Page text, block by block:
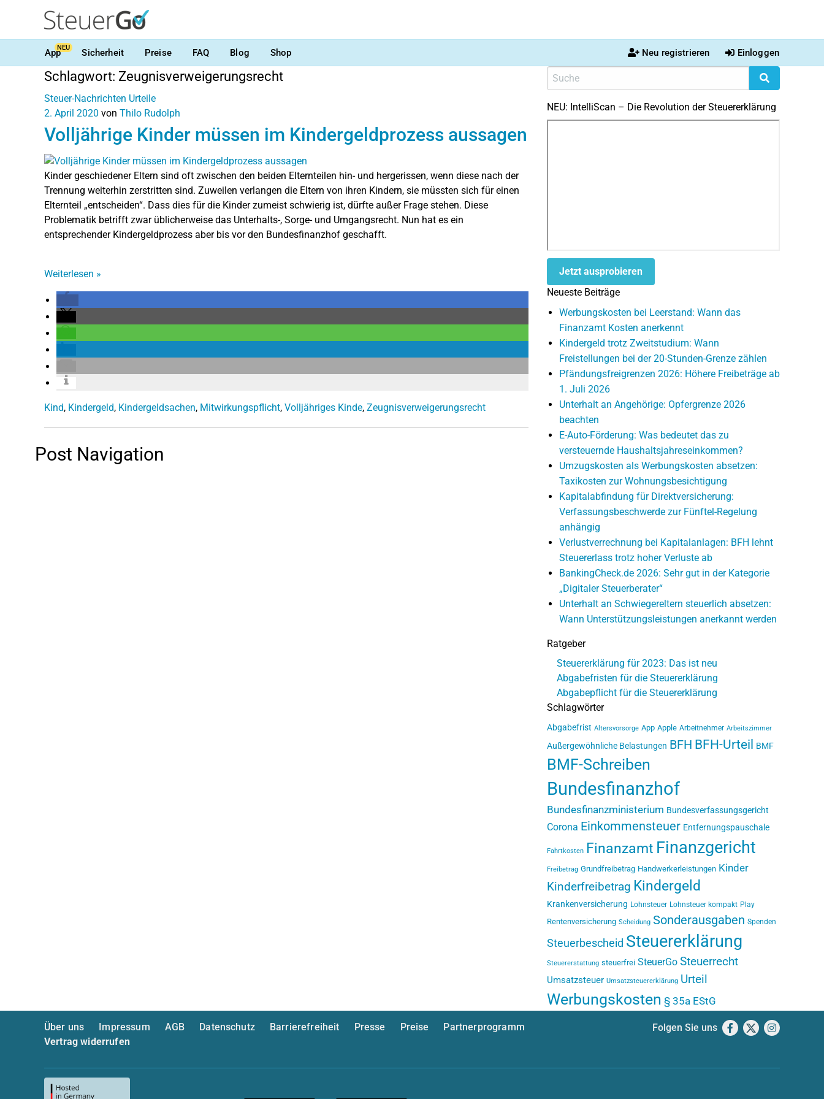
AppNEU Sicherheit Preise FAQ Blog Shop Neu registrieren Einloggen
Schlagwort: Zeugnisverweigerungsrecht
Steuer-Nachrichten Urteile
2. April 2020 von Thilo Rudolph
Volljährige Kinder müssen im Kindergeldprozess aussagen
Kinder geschiedener Eltern sind oft zwischen den beiden Elternteilen hin- und hergerissen, wenn diese nach der
Trennung weiterhin zerstritten sind. Zuweilen verlangen die Eltern von ihren Kindern, sie müssten sich für einen
Elternteil „entscheiden“. Dass dies für die Kinder zumeist schwierig ist, dürfte außer Frage stehen. Diese
Problematik betrifft zwar üblicherweise das Unterhalts-, Sorge- und Umgangsrecht. Nun hat es ein
entsprechender Kindergeldprozess aber bis vor den Bundesfinanzhof geschafft.
Weiterlesen »
Kind, Kindergeld, Kindergeldsachen, Mitwirkungspflicht, Volljähriges Kinde, Zeugnisverweigerungsrecht
Post Navigation
NEU: IntelliScan – Die Revolution der Steuererklärung
Jetzt ausprobieren
Neueste Beiträge
Werbungskosten bei Leerstand: Wann das
Finanzamt Kosten anerkennt
Kindergeld trotz Zweitstudium: Wann
Freistellungen bei der 20-Stunden-Grenze zählen
Pfändungsfreigrenzen 2026: Höhere Freibeträge ab
1. Juli 2026
Unterhalt an Angehörige: Opfergrenze 2026
beachten
E-Auto-Förderung: Was bedeutet das zu
versteuernde Haushaltsjahreseinkommen?
Umzugskosten als Werbungskosten absetzen:
Taxikosten zur Wohnungsbesichtigung
Kapitalabfindung für Direktversicherung:
Verfassungsbeschwerde zur Fünftel-Regelung
anhängig
Verlustverrechnung bei Kapitalanlagen: BFH lehnt
Steuererlass trotz hoher Verluste ab
BankingCheck.de 2026: Sehr gut in der Kategorie
„Digitaler Steuerberater“
Unterhalt an Schwiegereltern steuerlich absetzen:
Wann Unterstützungsleistungen anerkannt werden
Ratgeber
Steuererklärung für 2023: Das ist neu
Abgabefristen für die Steuererklärung
Abgabepflicht für die Steuererklärung
Schlagwörter
Abgabefrist Altersvorsorge App Apple Arbeitnehmer Arbeitszimmer
Außergewöhnliche Belastungen BFH BFH-Urteil BMF
BMF-Schreiben
Bundesfinanzhof
Bundesfinanzministerium Bundesverfassungsgericht
Corona Einkommensteuer Entfernungspauschale
Fahrtkosten Finanzamt Finanzgericht
Freibetrag Grundfreibetrag Handwerkerleistungen Kinder
Kinderfreibetrag Kindergeld
Krankenversicherung Lohnsteuer Lohnsteuer kompakt Play
Rentenversicherung Scheidung Sonderausgaben Spenden
Steuerbescheid Steuererklärung
Steuererstattung steuerfrei SteuerGo Steuerrecht
Umsatzsteuer Umsatzsteuererklärung Urteil
Werbungskosten § 35a EStG
Über uns Impressum AGB Datenschutz Barrierefreiheit Presse Preise
Partnerprogramm
Vertrag widerrufen
Folgen Sie uns Facebook
X Instagram